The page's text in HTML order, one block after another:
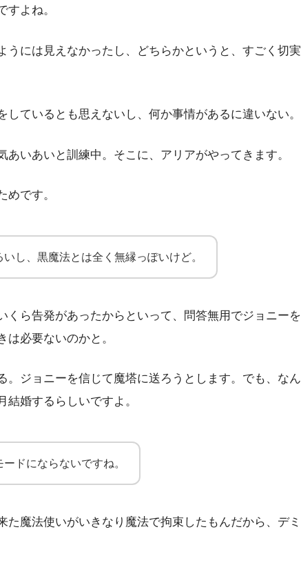
よね。
うには見えなかったし、どちらかというと、すごく切実
ているとも思えないし、何か事情があるに違いない。
いあいと訓練中。そこに、アリアがやってきます。
めです。
し、黒魔法とは全く無縁っぽいけど。
くら告発があったからといって、問答無用でジョニーを
必要ないのかと。
。ジョニーを信じて魔塔に送ろうとします。でも、なん
婚するらしいですよ。
ドにならないですね。
た魔法使いがいきなり魔法で拘束したもんだから、デミ